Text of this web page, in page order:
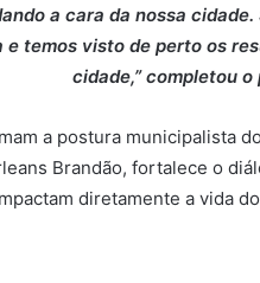
a cara da nossa
e temos visto de perto os
cidade,” completou
a postura municipalista
Brandão, fortalece o
diretamente a vida